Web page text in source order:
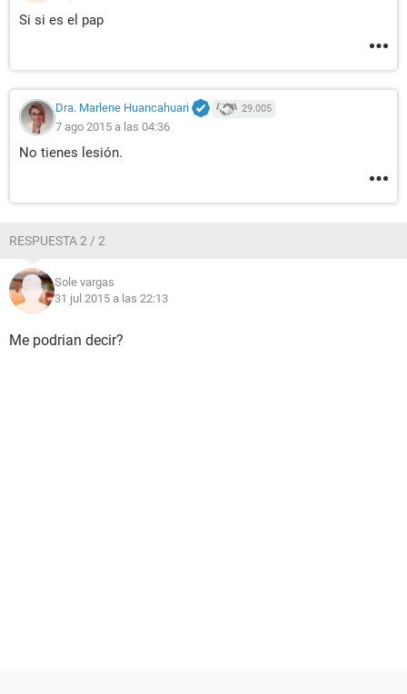
Si si es el pap
Dra. Marlene Huancahuari 29.005
7 ago 2015 a las 04:36
No tienes lesión.
RESPUESTA 2 / 2
Sole vargas
31 jul 2015 a las 22:13
Me podrian decir?